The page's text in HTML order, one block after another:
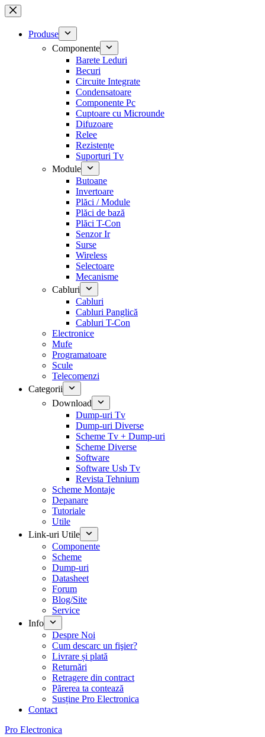
Sari
la
conținutProduse
Componente
Barete Leduri
Becuri
Circuite Integrate
Condensatoare
Componente Pc
Cuptoare cu Microunde
Difuzoare
Relee
Rezistențe
Suporturi Tv
Module
Butoane
Invertoare
Plăci / Module
Plăci de bază
Plăci T-Con
Senzor Ir
Surse
Wireless
Selectoare
Mecanisme
Cabluri
Cabluri
Cabluri Panglică
Cabluri T-Con
Electronice
Mufe
Programatoare
Scule
Telecomenzi
Categorii
Download
Dump-uri Tv
Dump-uri Diverse
Scheme Tv + Dump-uri
Scheme Diverse
Software
Software Usb Tv
Revista Tehnium
Scheme Montaje
Depanare
Tutoriale
Utile
Link-uri Utile
Componente
Scheme
Dump-uri
Datasheet
Forum
Blog/Site
Service
Info
Despre Noi
Cum descarc un fişier?
Livrare și plată
Returnări
Retragere din contract
Părerea ta contează
Susține Pro Electronica
Contact
Pro Electronica